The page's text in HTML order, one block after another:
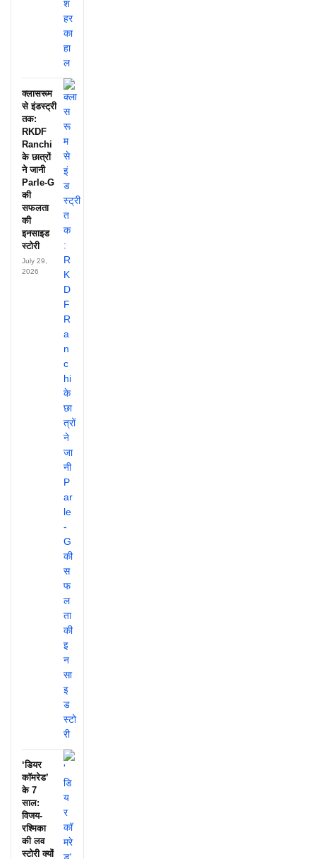
क्लासरूम
से इंडस्ट्री
तक:
RKDF
Ranchi
के छात्रों
ने जानी
Parle-G
की
सफलता
की
इनसाइड
स्टोरी
July 29,
2026
‘डियर
कॉमरेड’
के 7
साल:
विजय-
रश्मिका
की लव
स्टोरी क्यों